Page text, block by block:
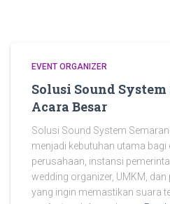
EVENT ORGANIZER
Solusi Sound
Acara Besar
Solusi Sound System
menjadi kebutuhan utama bagi
perusahaan, instansi
wedding organizer, UMKM,
yang ingin memastikan suara